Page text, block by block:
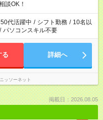
談OK！
代活躍中 / シフト勤務 / 10名以
/ パソコンスキル不要
る 詳細へ
ッソーネット
掲載日：2026.08.05